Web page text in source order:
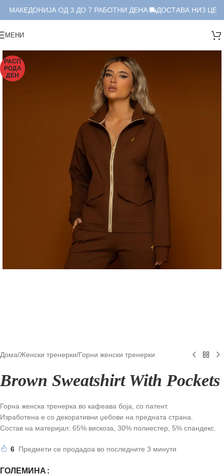
МАКЕДОНИЈА ОД 3 ДО 7 РАБОТНИ ДЕНА. ДОСТАВА НИЗ
МЕНИ
РАСП
РОДА
ДЕН
Дома/Женски тренерки/Горни женски тренерки
Brown Sweatshirt With Pockets
Горна женска тренерка во кафеава боја, со патент.
Изработена е со декоративни џебови на предната страна.
Состав на материјал: 65% вискоза, 30% полиестер, 5% спандекс.
6 Предмети се продадоа во последните 3 минути
ГОЛЕМИНА